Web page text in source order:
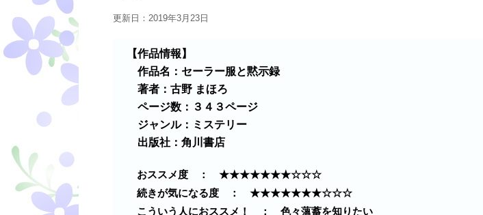
更新日： 2019年3月23日
【作品情報】
作品名：セーラー服と黙示録
著者：古野 まほろ
ページ数：３４３ページ
ジャンル：ミステリー
出版社：角川書店
おススメ度 ： ★★★★★★★☆☆☆
続きが気になる度 ： ★★★★★★★☆☆☆
こういう人におススメ！ ： 色々薀蓄を知りたい